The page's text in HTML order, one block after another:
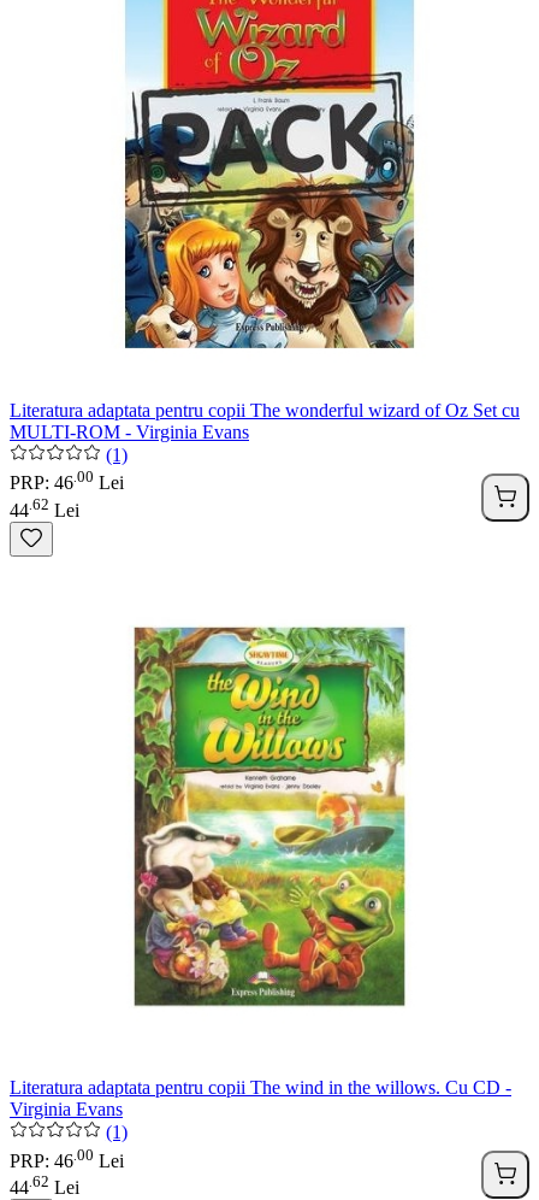
Literatura adaptata pentru copii The wonderful wizard of Oz Set cu
MULTI-ROM - Virginia Evans
(1)
PRP: 46 00 Lei
44 62 Lei
Literatura adaptata pentru copii The wind in the willows. Cu CD -
Virginia Evans
(1)
PRP: 46 00 Lei
44 62 Lei